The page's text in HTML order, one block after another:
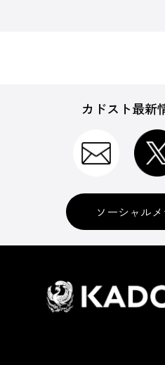
カドスト最新
ソーシャル